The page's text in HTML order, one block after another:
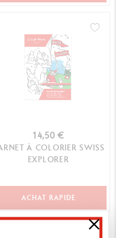
14,50 €
À COLORIER SWISS
EXPLORER
ACHAT RAPIDE